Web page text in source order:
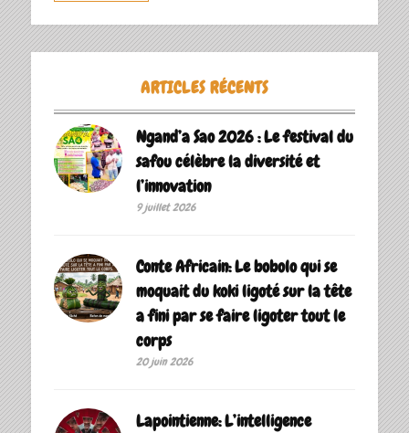
ARTICLES RÉCENTS
Ngand’a Sao 2026 : Le festival du
safou célèbre la diversité et
l’innovation
9 juillet 2026
Conte Africain: Le bobolo qui se
moquait du koki ligoté sur la tête
a fini par se faire ligoter tout le
corps
20 juin 2026
Lapointienne: L’intelligence